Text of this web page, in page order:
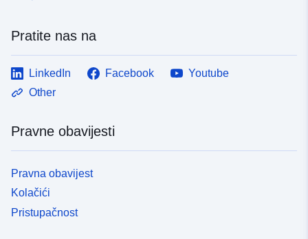
Pratite nas na
LinkedIn Facebook
Youtube
Other
Pravne obavijesti
Pravna obavijest
Kolačići
Pristupačnost